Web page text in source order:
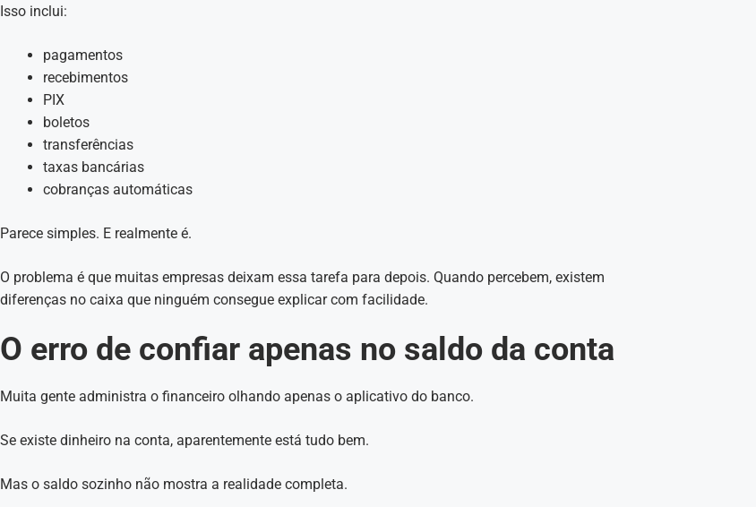
Isso inclui:
pagamentos
recebimentos
PIX
boletos
transferências
taxas bancárias
cobranças automáticas
Parece simples. E realmente é.
O problema é que muitas empresas deixam essa tarefa para depois. Quando percebem, existem
diferenças no caixa que ninguém consegue explicar com facilidade.
O erro de confiar apenas no saldo da conta
Muita gente administra o financeiro olhando apenas o aplicativo do banco.
Se existe dinheiro na conta, aparentemente está tudo bem.
Mas o saldo sozinho não mostra a realidade completa.